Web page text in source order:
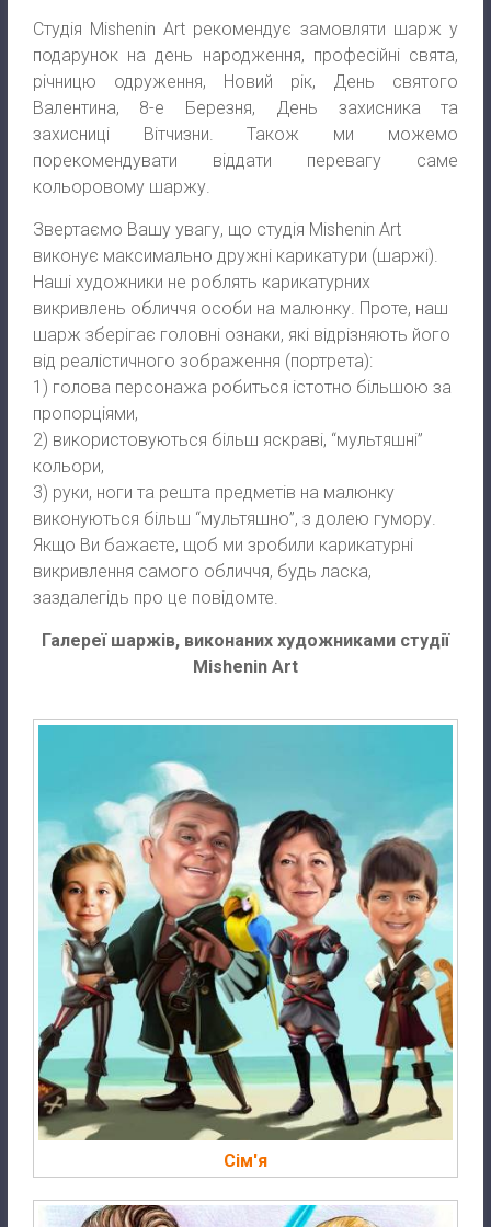
Студія Mishenin Art рекомендує замовляти шарж у
подарунок на день народження, професійні свята,
річницю одруження, Новий рік, День святого
Валентина, 8-е Березня, День захисника та
захисниці Вітчизни. Також ми можемо
порекомендувати віддати перевагу саме
кольоровому шаржу.
Звертаємо Вашу увагу, що студія Mishenin Art
виконує максимально дружні карикатури (шаржі).
Наші художники не роблять карикатурних
викривлень обличчя особи на малюнку. Проте, наш
шарж зберігає головні ознаки, які відрізняють його
від реалістичного зображення (портрета):
1) голова персонажа робиться істотно більшою за
пропорціями,
2) використовуються більш яскраві, “мультяшні”
кольори,
3) руки, ноги та решта предметів на малюнку
виконуються більш “мультяшно”, з долею гумору.
Якщо Ви бажаєте, щоб ми зробили карикатурні
викривлення самого обличчя, будь ласка,
заздалегідь про це повідомте.
Галереї шаржів, виконаних художниками студії
Mishenin Art
Сім'я